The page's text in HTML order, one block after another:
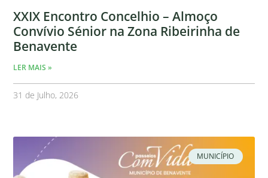
XXIX Encontro Concelhio – Almoço
Convívio Sénior na Zona Ribeirinha de
Benavente
LER MAIS »
31 de Julho, 2026
MUNICÍPIO